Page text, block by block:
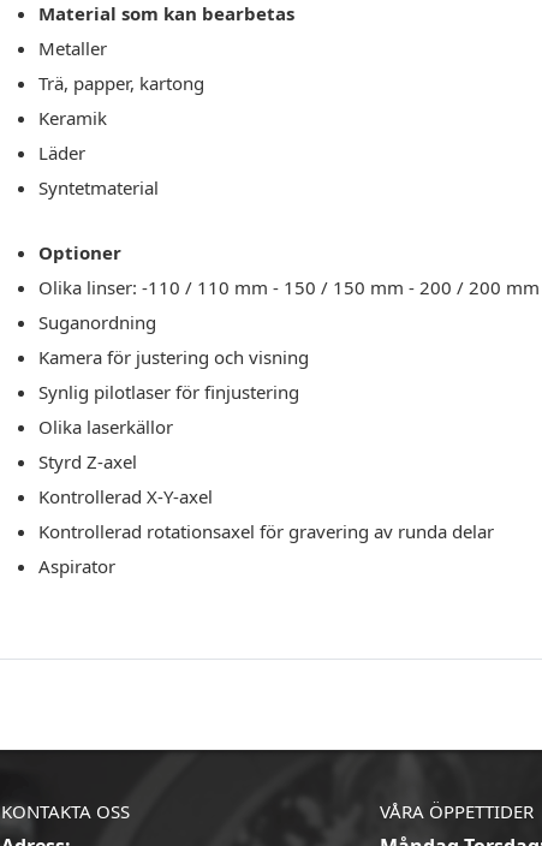
Material som kan bearbetas
Metaller
Trä, papper, kartong
Keramik
Läder
Syntetmaterial
Optioner
Olika linser: -110 / 110 mm - 150 / 150 mm - 200 / 200 mm
Suganordning
Kamera för justering och visning
Synlig pilotlaser för finjustering
Olika laserkällor
Styrd Z-axel
Kontrollerad X-Y-axel
Kontrollerad rotationsaxel för gravering av runda delar
Aspirator
KONTAKTA OSS VÅRA ÖPPETTIDER